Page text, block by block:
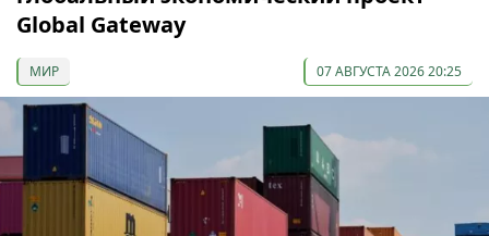
Global Gateway
МИР 07 АВГУСТА 2026 20:25